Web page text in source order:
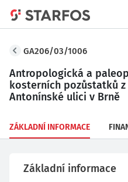
GA206/03/1006
Antropologická a
kosterních pozůstatků
Antonínské ulici v Brně
ZÁKLADNÍ INFORMACE
Základní informace